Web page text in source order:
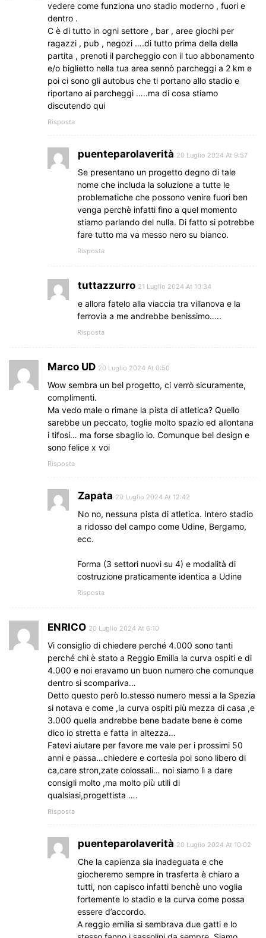
vedere come funziona uno stadio moderno , fuori e
dentro .
C è di tutto in ogni settore , bar , aree giochi per
ragazzi , pub , negozi ….di tutto prima della della
partita , prenoti il parcheggio con il tuo abbonamento
e/o biglietto nella tua area sennò parcheggi a 2 km e
poi ci sono gli autobus che ti portano allo stadio e
riportano ai parcheggi …..ma di cosa stiamo
discutendo qui
Risposta
puenteparolaverità 20 Luglio 2024 At 9:57
Se presentano un progetto degno di tale
nome che includa la soluzione a tutte le
problematiche che possono venire fuori ben
venga perchè infatti fino a quel momento
stiamo parlando del nulla. Di fatto si potrebbe
fare tutto ma va messo nero su bianco.
Risposta
tuttazzurro 21 Luglio 2024 At 10:34
e allora fatelo alla viaccia tra villanova e la
ferrovia a me andrebbe benissimo…..
Risposta
Marco UD 20 Luglio 2024 At 0:50
Wow sembra un bel progetto, ci verrò sicuramente,
complimenti.
Ma vedo male o rimane la pista di atletica? Quello
sarebbe un peccato, toglie molto spazio ed allontana
i tifosi… ma forse sbaglio io. Comunque bel design e
sono felice x voi
Risposta
Zapata 20 Luglio 2024 At 12:42
No no, nessuna pista di atletica. Intero stadio
a ridosso del campo come Udine, Bergamo,
ecc.
Forma (3 settori nuovi su 4) e modalità di
costruzione praticamente identica a Udine
Risposta
ENRICO 20 Luglio 2024 At 6:10
Vi consiglio di chiedere perché 4.000 sono tanti
perché chi è stato a Reggio Emilia la curva ospiti e di
4.000 e noi eravamo un buon numero che comunque
dentro si scompariva…
Detto questo però lo.stesso numero messi a la Spezia
si notava e come ,la curva ospiti più mezza di casa ,e
3.000 quella andrebbe bene badate bene è come
dico io stretta e fatta in altezza…
Fatevi aiutare per favore me vale per i prossimi 50
anni e passa…chiedere e cortesia poi sono libero di
ca,care stron,zate colossali… noi siamo lì a dare
consigli molto ,ma molto più utili di
qualsiasi,progettista ….
Risposta
puenteparolaverità 20 Luglio 2024 At 10:02
Che la capienza sia inadeguata e che
giocheremo sempre in trasferta è chiaro a
tutti, non capisco infatti benchè uno voglia
fortemente lo stadio e la curva come possa
essere d’accordo.
A reggio emilia si sembrava due gatti e lo